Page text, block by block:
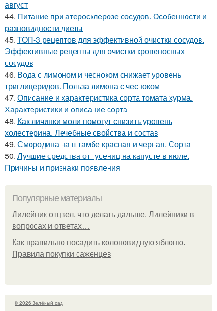
август
44. Питание при атеросклерозе сосудов. Особенности и
разновидности диеты
45. ТОП-3 рецептов для эффективной очистки сосудов.
Эффективные рецепты для очистки кровеносных
сосудов
46. Вода с лимоном и чесноком снижает уровень
триглицеридов. Польза лимона с чесноком
47. Описание и характеристика сорта томата хурма.
Характеристики и описание сорта
48. Как личинки моли помогут снизить уровень
холестерина. Лечебные свойства и состав
49. Смородина на штамбе красная и черная. Сорта
50. Лучшие средства от гусениц на капусте в июле.
Причины и признаки появления
Популярные материалы
Лилейник отцвел, что делать дальше. Лилейники в
вопросах и ответах…
Как правильно посадить колоновидную яблоню.
Правила покупки саженцев
© 2026 Зелёный сад